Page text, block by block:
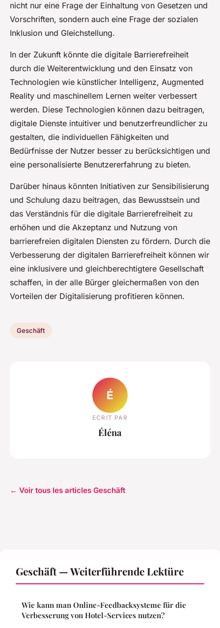
nicht nur eine Frage der Einhaltung von Gesetzen und
Vorschriften, sondern auch eine Frage der sozialen
Inklusion und Gleichstellung.
In der Zukunft könnte die digitale Barrierefreiheit
durch die Weiterentwicklung und den Einsatz von
Technologien wie künstlicher Intelligenz, Augmented
Reality und maschinellem Lernen weiter verbessert
werden. Diese Technologien können dazu beitragen,
digitale Dienste intuitiver und benutzerfreundlicher zu
gestalten, die individuellen Fähigkeiten und
Bedürfnisse der Nutzer besser zu berücksichtigen und
eine personalisierte Benutzererfahrung zu bieten.
Darüber hinaus könnten Initiativen zur Sensibilisierung
und Schulung dazu beitragen, das Bewusstsein und
das Verständnis für die digitale Barrierefreiheit zu
erhöhen und die Akzeptanz und Nutzung von
barrierefreien digitalen Diensten zu fördern. Durch die
Verbesserung der digitalen Barrierefreiheit können wir
eine inklusivere und gleichberechtigtere Gesellschaft
schaffen, in der alle Bürger gleichermaßen von den
Vorteilen der Digitalisierung profitieren können.
Geschäft
É
ECRIT PAR
Éléna
← Voir tous les articles Geschäft
Geschäft — Weiterführende Lektüre
Wie kann man Online-Feedbacksysteme für die
Verbesserung von Hotel-Services nutzen?